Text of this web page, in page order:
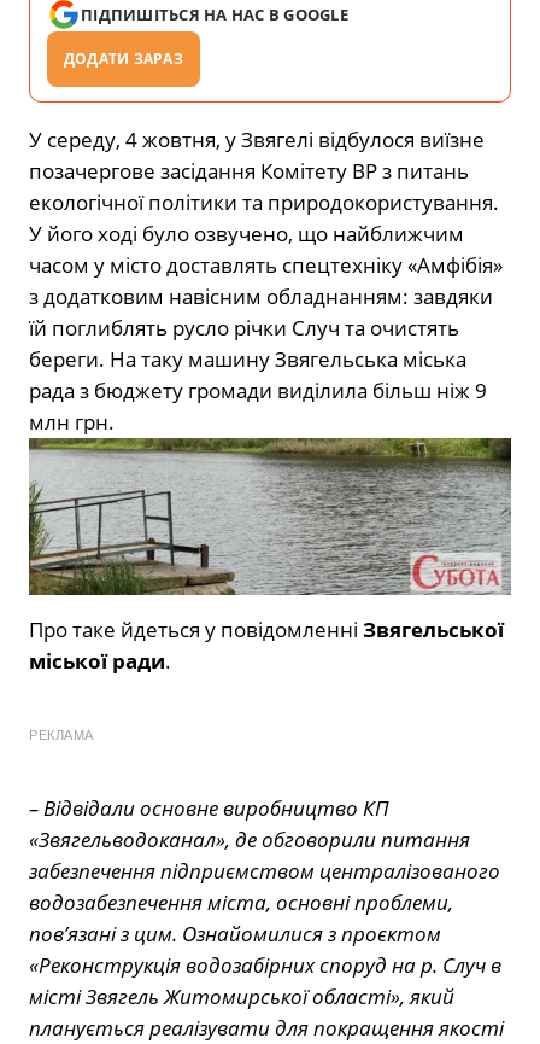
ПІДПИШІТЬСЯ НА НАС В GOOGLE
ДОДАТИ ЗАРАЗ
У середу, 4 жовтня, у Звягелі відбулося виїзне
позачергове засідання Комітету ВР з питань
екологічної політики та природокористування.
У його ході було озвучено, що найближчим
часом у місто доставлять спецтехніку «Амфібія»
з додатковим навісним обладнанням: завдяки
їй поглиблять русло річки Случ та очистять
береги. На таку машину Звягельська міська
рада з бюджету громади виділила більш ніж 9
млн грн.
Про таке йдеться у повідомленні Звягельської
міської ради.
РЕКЛАМА
– Відвідали основне виробництво КП
«Звягельводоканал», де обговорили питання
забезпечення підприємством централізованого
водозабезпечення міста, основні проблеми,
пов’язані з цим. Ознайомилися з проєктом
«Реконструкція водозабірних споруд на р. Случ в
місті Звягель Житомирської області», який
планується реалізувати для покращення якості